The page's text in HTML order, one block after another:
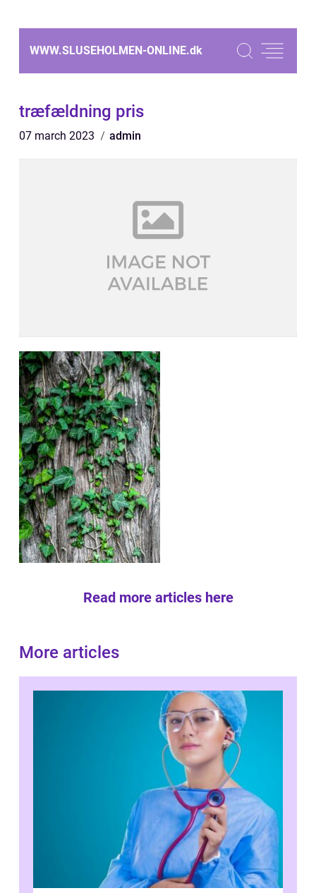
WWW.SLUSEHOLMEN-ONLINE.dk
træfældning pris
07 march 2023 admin
Read more articles here
More articles